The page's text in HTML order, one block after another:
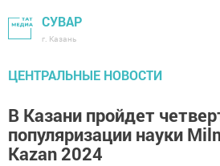
СУВАР
г. Казань
ЦЕНТРАЛЬНЫЕ НОВОСТИ
В Казани пройдет
популяризации науки
Kazan 2024